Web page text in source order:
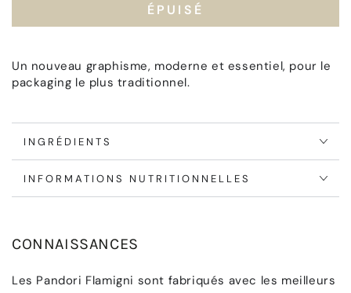
aux
chocolat
aux
chocolat
ÉPUISÉ
Un nouveau graphisme, moderne et essentiel, pour le
packaging le plus traditionnel.
INGRÉDIENTS
INFORMATIONS NUTRITIONNELLES
CONNAISSANCES
Les Pandori Flamigni sont fabriqués avec les meilleurs